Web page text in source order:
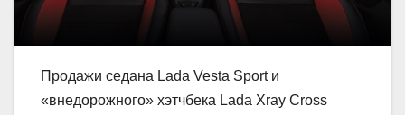
Продажи седана Lada Vesta Sport и
«внедорожного» хэтчбека Lada Xray Cross